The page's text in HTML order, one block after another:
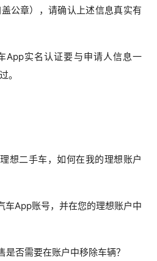
公章），请确认上述信息真实有
App实名认证要与申请人信息一
。
想二手车，如何在我的理想账户
车App账号，并在您的理想账户中
否需要在账户中移除车辆？